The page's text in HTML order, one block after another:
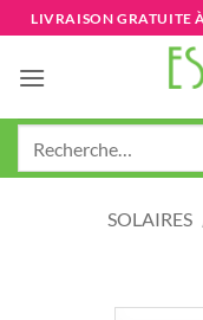
Passer
au
contenu
LIVRAISON GRATUITE
SOLAIRES